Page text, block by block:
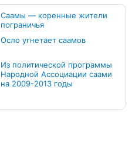
Саамы — коренные жители
пограничья
Осло угнетает саамов
Из политической программы
Народной Ассоциации саами
на 2009-2013 годы